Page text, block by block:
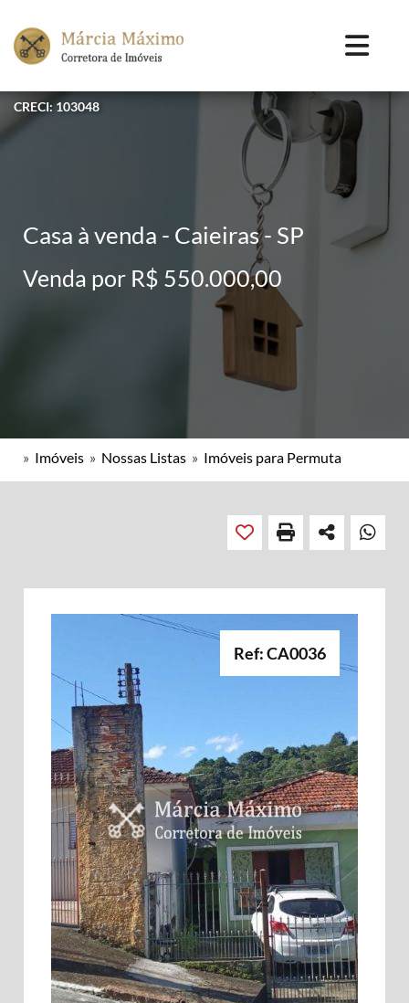
CRECI: 103048
Casa à venda - Caieiras - SP
Venda por R$ 550.000,00
» Imóveis » Nossas Listas » Imóveis para Permuta
Ref: CA0036